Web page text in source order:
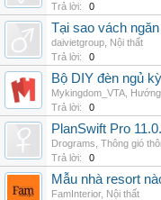
Trả lời:
0
Tại sao vách
daivietgroup Nội thất
Trả lời:
0
Bộ DIY đèn ngủ
Mykingdom_VTA
Trả lời:
0
PlanSwift Pro
Drograms Thông gió
Trả lời:
0
Mẫu nhà resort
FamInterior, Nội thất